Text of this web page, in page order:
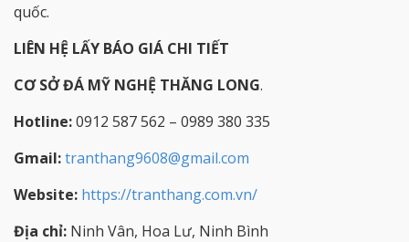
quốc.
LIÊN HỆ LẤY BÁO GIÁ CHI TIẾT
CƠ SỞ ĐÁ MỸ NGHỆ THĂNG LONG.
Hotline:0912 587 562 – 0989 380 335
Gmail:tranthang9608@gmail.com
Website: https://tranthang.com.vn/
Địa chỉ: Ninh Vân, Hoa Lư, Ninh Bình